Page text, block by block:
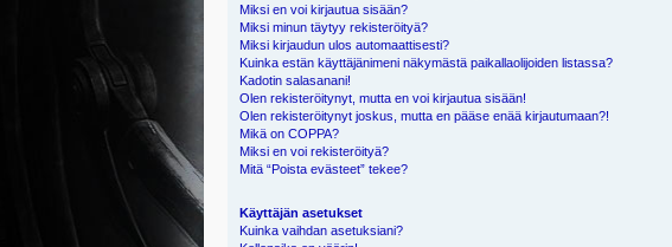
Miksi en voi kirjautua sisään?
Miksi minun täytyy rekisteröityä?
Miksi kirjaudun ulos automaattisesti?
Kuinka estän käyttäjänimeni näkymästä paikallaolijoiden listassa?
Kadotin salasanani!
Olen rekisteröitynyt, mutta en voi kirjautua sisään!
Olen rekisteröitynyt joskus, mutta en pääse enää kirjautumaan?!
Mikä on COPPA?
Miksi en voi rekisteröityä?
Mitä “Poista evästeet” tekee?
Käyttäjän asetukset
Kuinka vaihdan asetuksiani?